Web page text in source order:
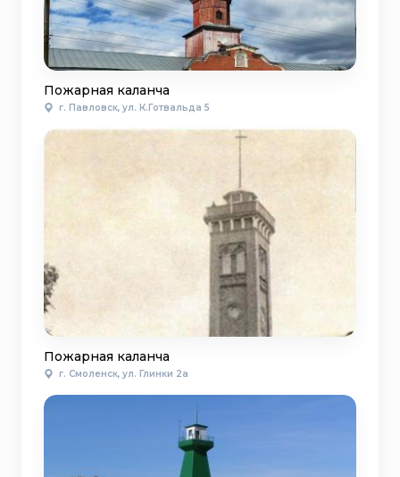
Пожарная каланча
г. Павловск, ул. К.Готвальда 5
Пожарная каланча
г. Смоленск, ул. Глинки 2а